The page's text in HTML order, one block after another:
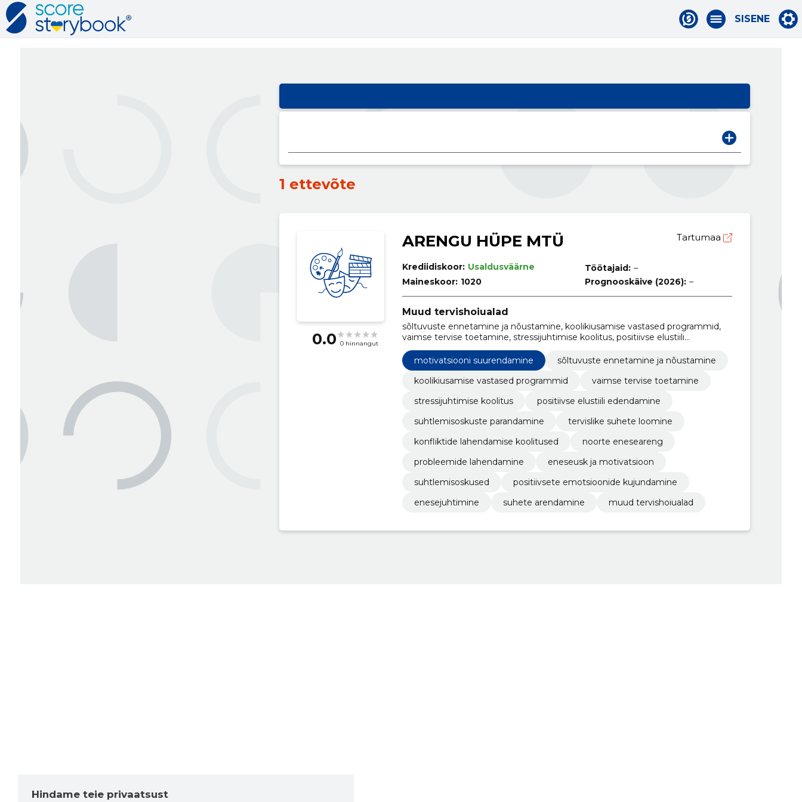
SISENE
1 ettevõte
0.0 0 hinnangut
ARENGU HÜPE MTÜ Tartumaa
Krediidiskoor: Usaldusväärne
Maineskoor: 1020
Töötajaid: –
Prognooskäive (2026): –
Muud tervishoiualad
sõltuvuste ennetamine ja nõustamine, koolikiusamise vastased programmid,
vaimse tervise toetamine, stressijuhtimise koolitus, positiivse elustiili
edendamine, motivatsiooni suurendamine, suhtlemisoskuste parandamine,
tervislike suhete loomine, konfliktide lahendamise koolitused, noorte
eneseareng
motivatsiooni suurendamine
sõltuvuste ennetamine ja nõustamine
koolikiusamise vastased programmid
vaimse tervise toetamine
stressijuhtimise koolitus
positiivse elustiili edendamine
suhtlemisoskuste parandamine
tervislike suhete loomine
konfliktide lahendamise koolitused
noorte eneseareng
probleemide lahendamine
eneseusk ja motivatsioon
suhtlemisoskused
positiivsete emotsioonide kujundamine
enesejuhtimine
suhete arendamine muud tervishoiualad
Hindame teie privaatsust